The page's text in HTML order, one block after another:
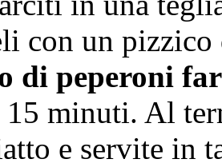
con un
di peperoni
15 minuti. Al
e servite in